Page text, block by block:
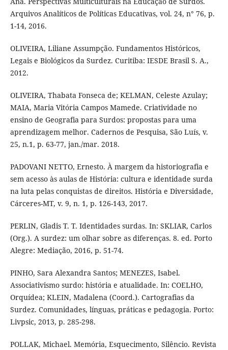
Arquivos Analíticos de Políticas Educativas, vol. 24, n° 76, p.
1-14, 2016.
OLIVEIRA, Liliane Assumpção. Fundamentos Históricos,
Legais e Biológicos da Surdez. Curitiba: IESDE Brasil S. A.,
2012.
OLIVEIRA, Thabata Fonseca de; KELMAN, Celeste Azulay;
MAIA, Maria Vitória Campos Mamede. Criatividade no
ensino de Geografia para Surdos: propostas para uma
aprendizagem melhor. Cadernos de Pesquisa, São Luís, v.
25, n.1, p. 63-77, jan./mar. 2018.
PADOVANI NETTO, Ernesto. À margem da historiografia e
sem acesso às aulas de História: cultura e identidade surda
na luta pelas conquistas de direitos. História e Diversidade,
Cárceres-MT, v. 9, n. 1, p. 126-143, 2017.
PERLIN, Gladis T. T. Identidades surdas. In: SKLIAR, Carlos
(Org.). A surdez: um olhar sobre as diferenças. 8. ed. Porto
Alegre: Mediação, 2016, p. 51-74.
PINHO, Sara Alexandra Santos; MENEZES, Isabel.
Associativismo surdo: história e atualidade. In: COELHO,
Orquídea; KLEIN, Madalena (Coord.). Cartografias da
Surdez. Comunidades, línguas, práticas e pedagogia. Porto:
Livpsic, 2013, p. 285-298.
POLLAK, Michael. Memória, Esquecimento, Silêncio. Revista